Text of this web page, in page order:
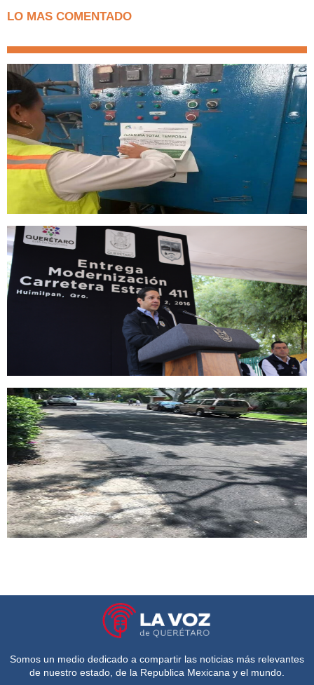
LO MAS COMENTADO
Somos un medio dedicado a compartir las noticias más relevantes
de nuestro estado, de la Republica Mexicana y el mundo.